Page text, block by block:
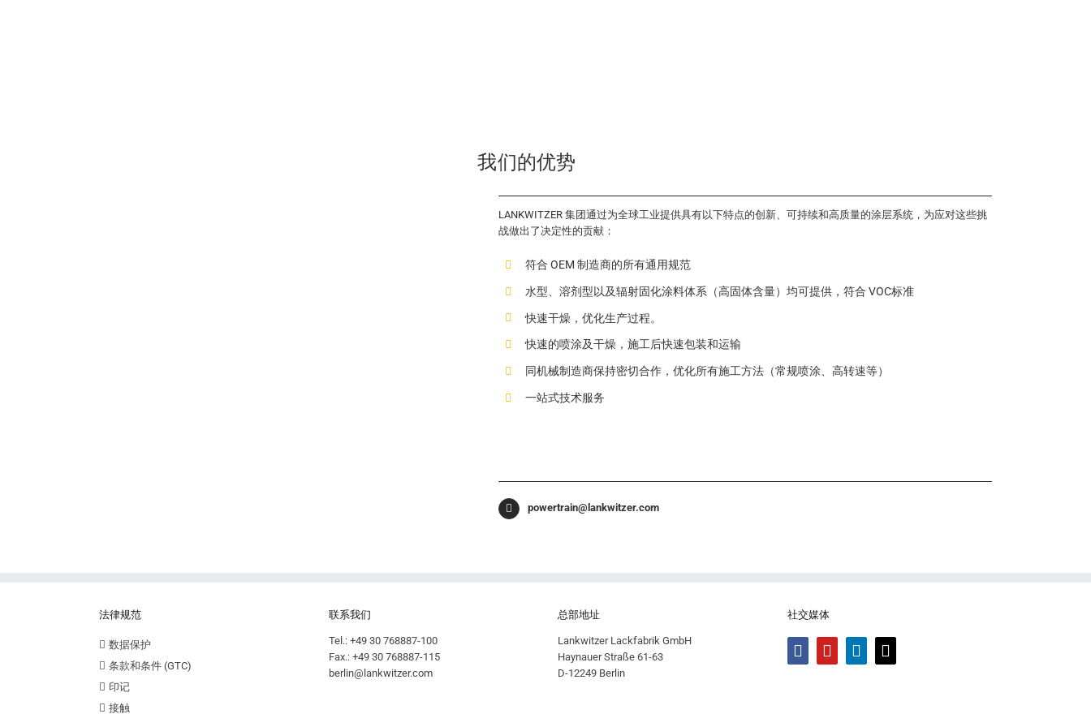
我们的优势
LANKWITZER 集团通过为全球工业提供具有以下特点的创新、可持续和高质量的涂层系统，为应对这些挑
战做出了决定性的贡献：
符合 OEM 制造商的所有通用规范
水型、溶剂型以及辐射固化涂料体系（高固体含量）均可提供，符合 VOC标准
快速干燥，优化生产过程。
快速的喷涂及干燥，施工后快速包装和运输
同机械制造商保持密切合作，优化所有施工方法（常规喷涂、高转速等）
一站式技术服务
powertrain@lankwitzer.com
法律规范
数据保护
条款和条件 (GTC)
印记
接触
联系我们
Tel.: +49 30 768887-100
Fax.: +49 30 768887-115
berlin@lankwitzer.com
总部地址
Lankwitzer Lackfabrik GmbH
Haynauer Straße 61-63
D-12249 Berlin
社交媒体